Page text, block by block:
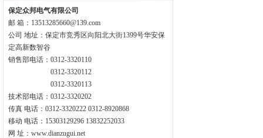
保定众邦电气有限公司
邮 箱：13513285660@139.com
公司 地址：保定市竞秀区向阳北大街1399号华安保
定高新数智谷
销售部电话：0312-3320110
0312-3320112
0312-3320113
技术部电话：0312-3320202
传真 电话：0312-3320222 0312-8920868
移动 电话：15303129296 13832252033
网 址：www.dianzugui.net